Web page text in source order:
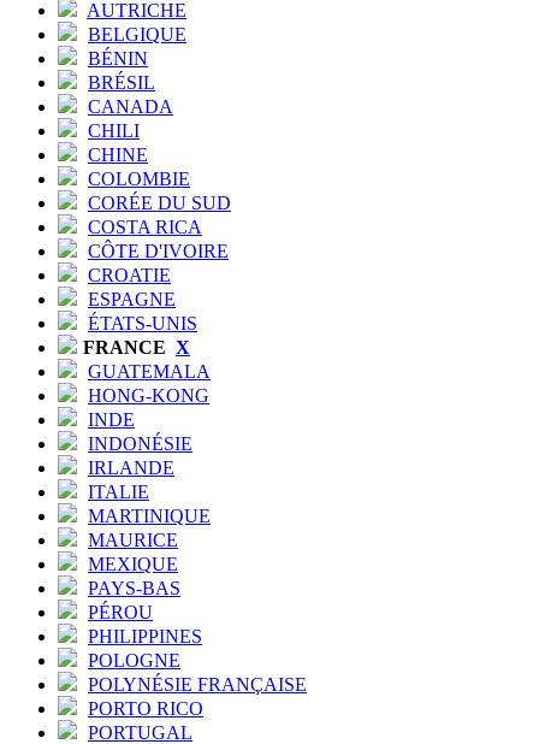
AUTRICHE
BELGIQUE
BÉNIN
BRÉSIL
CANADA
CHILI
CHINE
COLOMBIE
CORÉE DU SUD
COSTA RICA
CÔTE D'IVOIRE
CROATIE
ESPAGNE
ÉTATS-UNIS
FRANCE X
GUATEMALA
HONG-KONG
INDE
INDONÉSIE
IRLANDE
ITALIE
MARTINIQUE
MAURICE
MEXIQUE
PAYS-BAS
PÉROU
PHILIPPINES
POLOGNE
POLYNÉSIE FRANÇAISE
PORTO RICO
PORTUGAL